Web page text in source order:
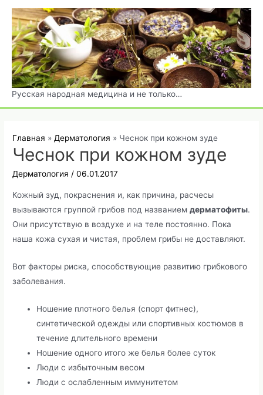
Перейти
содержимому
Русская народная медицина и не только…
Главная Дерматология Чеснок при кожном зуде
Чеснок при кожном зуде
Дерматология /06.01.2017
Кожный зуд, покраснения и, как причина, расчесы
вызываются группой грибов под названиемдерматофиты.
Они присутствую в воздухе и на теле постоянно. Пока
наша кожа сухая и чистая, проблем грибы не доставляют.
Вот факторы риска, способствующие развитию грибкового
заболевания.
Ношение плотного белья (спорт фитнес),
синтетической одежды или спортивных костюмов в
течение длительного времени
Ношение одного итого же белья более суток
Люди с избыточным весом
Люди с ослабленным иммунитетом